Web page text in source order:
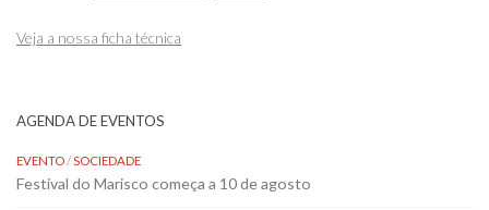
Veja a nossa ficha técnica
AGENDA DE EVENTOS
EVENTO/SOCIEDADE
Festival do Marisco começa a 10 de agosto